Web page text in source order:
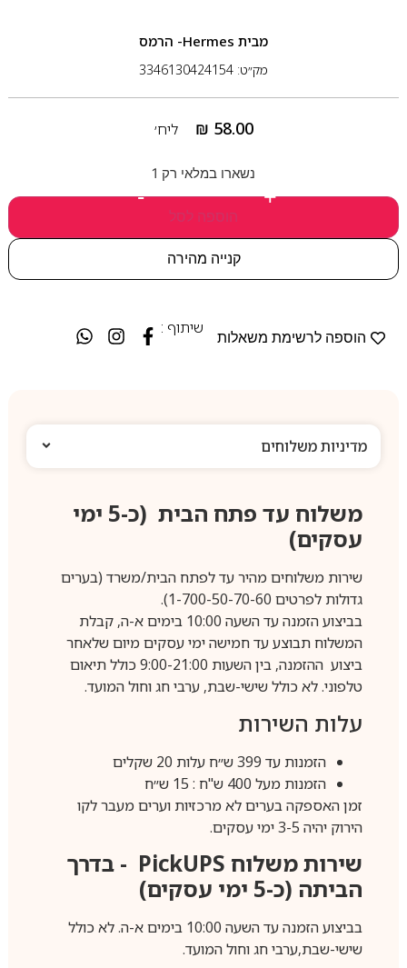
מבית Hermes- הרמס
מק״ט: 3346130424154
₪ 58.00 ליח׳
נשארו במלאי רק 1
- +
הוספה לסל
קנייה מהירה
הוספה לרשימת משאלות
שיתוף :
מדיניות משלוחים
משלוח עד פתח הבית (כ-5 ימי
עסקים)
שירות משלוחים מהיר עד לפתח הבית/משרד (בערים
גדולות לפרטים 1-700-50-70-60).
בביצוע הזמנה עד השעה 10:00 בימים א-ה, קבלת
המשלוח תבוצע עד חמישה ימי עסקים מיום שלאחר
ביצוע ההזמנה, בין השעות 9:00-21:00 כולל תיאום
טלפוני. לא כולל שישי-שבת, ערבי חג וחול המועד.
עלות השירות
הזמנות עד 399 ש״ח עלות 20 שקלים
הזמנות מעל 400 ש"ח : 15 ש״ח
זמן האספקה בערים לא מרכזיות וערים מעבר לקו
הירוק יהיה 3-5 ימי עסקים.
שירות משלוח PickUPS- בדרך
הביתה (כ-5 ימי עסקים)
בביצוע הזמנה עד השעה 10:00 בימים א-ה. לא כולל
שישי-שבת,ערבי חג וחול המועד.